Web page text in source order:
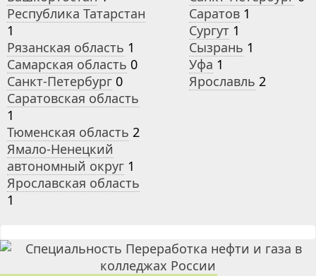
Республика Татарстан
1
Рязанская область 1
Самарская область 0
Санкт-Петербург 0
Саратовская область
1
Тюменская область 2
Ямало-Ненецкий
автономный округ 1
Ярославская область
1
Саратов 1
Сургут 1
Сызрань 1
Уфа 1
Ярославль 2